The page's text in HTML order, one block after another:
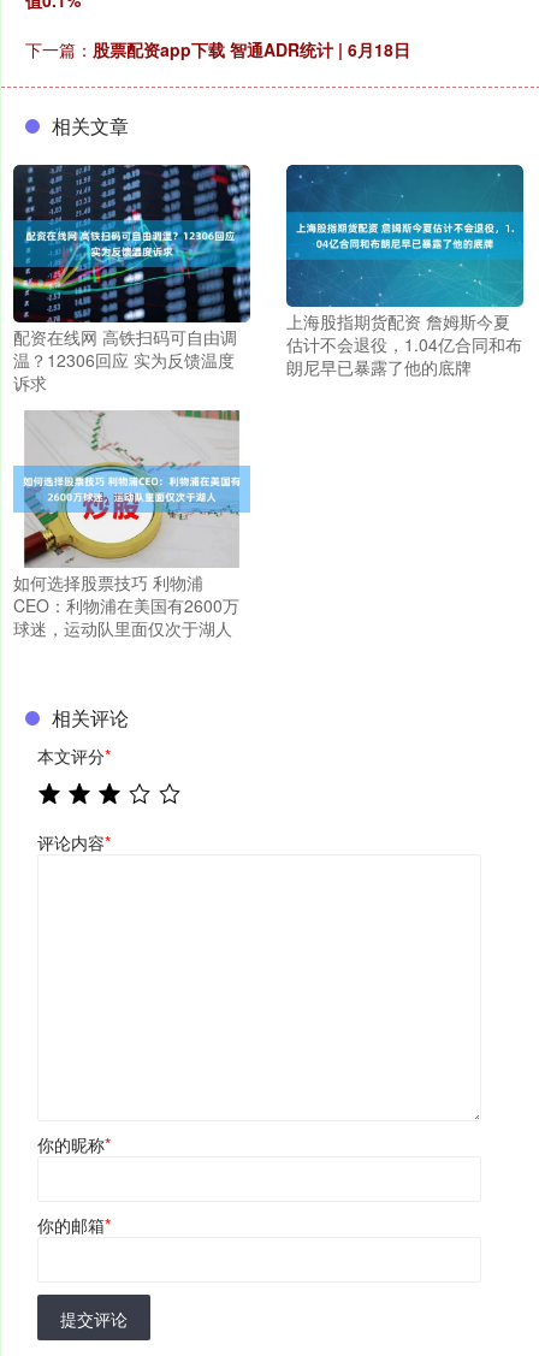
下一篇： 股票配资app下载 智通ADR统计 | 6月18日
相关文章
配资在线网 高铁扫码可自由调
温？12306回应 实为反馈温度
诉求
上海股指期货配资 詹姆斯今夏
估计不会退役，1.04亿合同和布
朗尼早已暴露了他的底牌
如何选择股票技巧 利物浦
CEO：利物浦在美国有2600万
球迷，运动队里面仅次于湖人
相关评论
本文评分*
评论内容*
你的昵称*
你的邮箱*
提交评论